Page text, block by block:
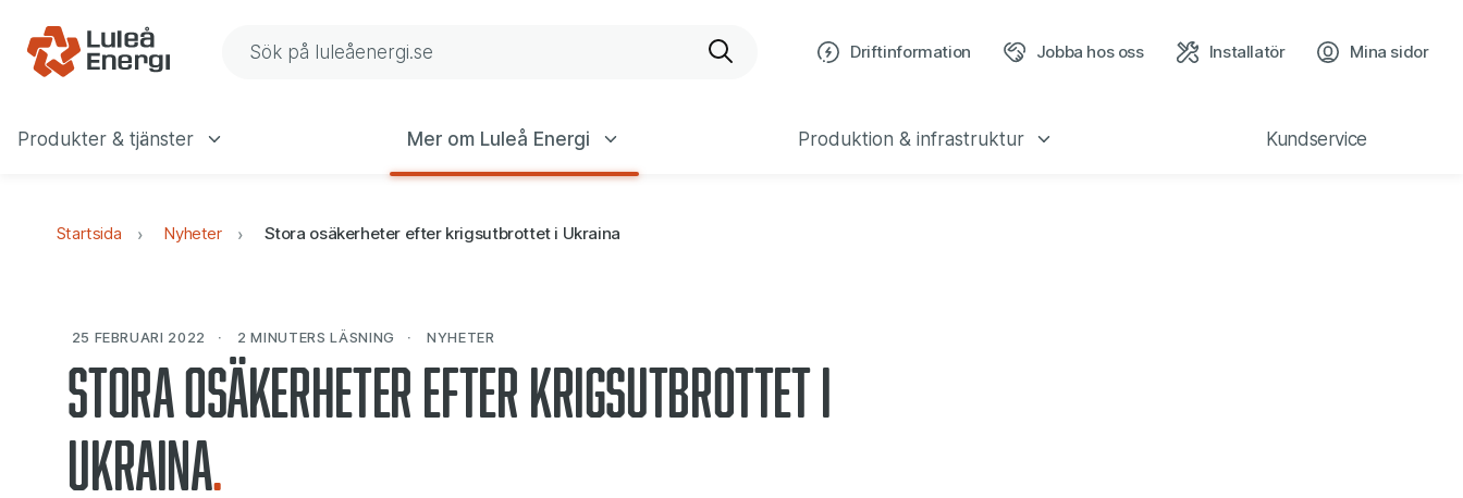
Gå till navigering
Gå till innehåll Sök på Luleå Energis webbplats Driftinformation Jobba hos oss Installatör
Mina sidor
Huvudmeny
Produkter & tjänster Mer om Luleå Energi Produktion & infrastruktur Kundservice
Startsida Nyheter Stora osäkerheter efter krigsutbrottet i Ukraina
25 FEBRUARI 2022 2 MINUTERS LÄSNING NYHETER
Stora osäkerheter efter krigsutbrottet i
Ukraina